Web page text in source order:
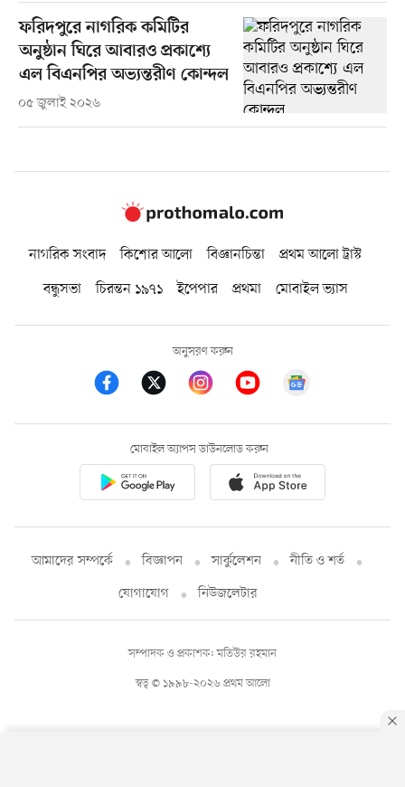
ফরিদপুরে নাগরিক কমিটির
অনুষ্ঠান ঘিরে আবারও প্রকাশ্যে
এল বিএনপির অভ্যন্তরীণ কোন্দল
০৫ জুলাই ২০২৬
নাগরিক সংবাদ কিশোর আলো বিজ্ঞানচিন্তা
প্রথম আলো ট্রাস্ট
বন্ধুসভা
চিরন্তন ১৯৭১ ইপেপার প্রথমা মোবাইল ভ্যাস
অনুসরণ করুন
মোবাইল অ্যাপস ডাউনলোড করুন
আমাদের সম্পর্কে বিজ্ঞাপন সার্কুলেশন
নীতি ও শর্ত
যোগাযোগ
নিউজলেটার
স্বত্ব © ১৯৯৮-২০২৬ প্রথম আলো
সম্পাদক ও প্রকাশক: মতিউর রহমান